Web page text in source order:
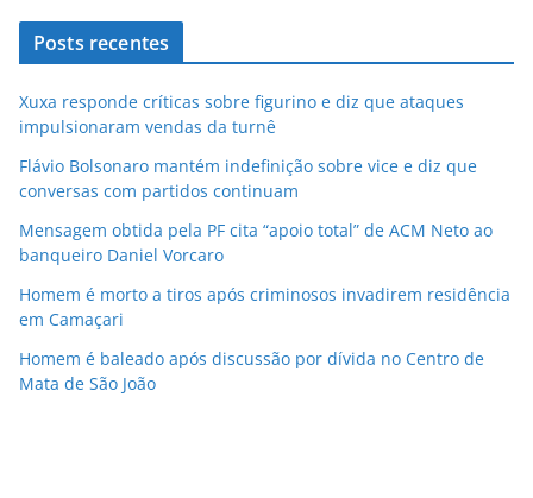
Posts recentes
Xuxa responde críticas sobre figurino e diz que ataques
impulsionaram vendas da turnê
Flávio Bolsonaro mantém indefinição sobre vice e diz que
conversas com partidos continuam
Mensagem obtida pela PF cita “apoio total” de ACM Neto ao
banqueiro Daniel Vorcaro
Homem é morto a tiros após criminosos invadirem residência
em Camaçari
Homem é baleado após discussão por dívida no Centro de
Mata de São João